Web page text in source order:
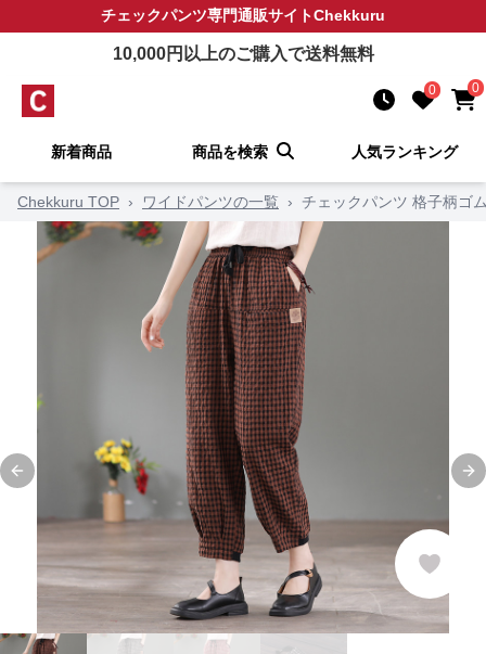
チェックパンツ専門通販サイトChekkuru
10,000円以上のご購入で送料無料
0 0
新着商品 商品を検索 人気ランキング
Chekkuru TOP › ワイドパンツの一覧 › チェックパンツ 格子柄ゴ
Previous slide